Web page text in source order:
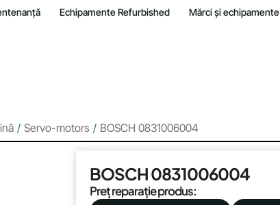
Echipamente Refurbished Mărci și echipamente
/ Servo-motors / BOSCH 0831006004
BOSCH 0831006004
Preț reparație produs: